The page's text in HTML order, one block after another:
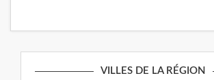
VILLES DE LA RÉGION